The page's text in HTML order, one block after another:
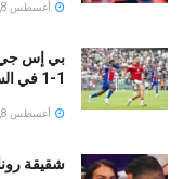
أغسطس 8, 2026
بي إس جي
1-1 في السويد
أغسطس 8, 2026
شقيقة